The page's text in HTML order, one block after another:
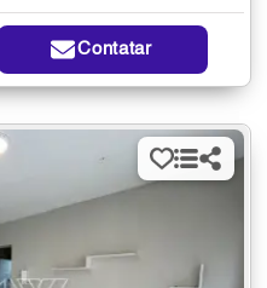
Contatar